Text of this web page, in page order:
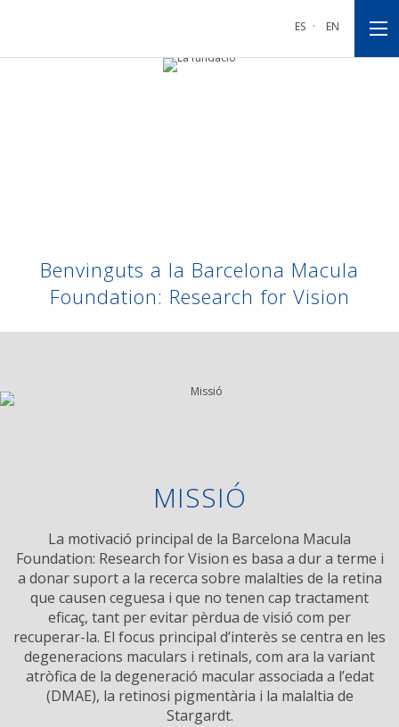
ES · EN
Benvinguts a la Barcelona Macula
Foundation: Research for Vision
MISSIÓ
La motivació principal de la Barcelona Macula
Foundation: Research for Vision es basa a dur a terme i
a donar suport a la recerca sobre malalties de la retina
que causen ceguesa i que no tenen cap tractament
eficaç, tant per evitar pèrdua de visió com per
recuperar-la. El focus principal d’interès se centra en les
degeneracions maculars i retinals, com ara la variant
atròfica de la degeneració macular associada a l’edat
(DMAE), la retinosi pigmentària i la malaltia de
Stargardt.